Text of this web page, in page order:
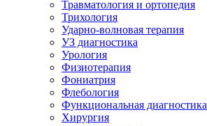
Травматология и ортопедия
Трихология
Ударно-волновая терапия
УЗ диагностика
Урология
Физиотерапия
Фониатрия
Флебология
Функциональная диагностика
Хирургия